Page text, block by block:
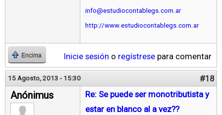
info@estudiocontablegs.com.ar
http://www.estudiocontablegs.com.ar
Encima Inicie sesión o regístrese para comentar
15 Agosto, 2013 - 15:30 #18
Anónimus
Re: Se puede ser monotributista y
estar en blanco al a vez??